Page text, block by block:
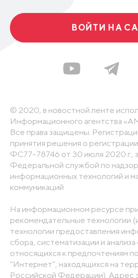
ВОЙТИ НА
© 2020, в новостной ленте
Информационного агентства
Все права защищены.
принятия решения о
ФС77-78746 от 30 июля 2020 г.,
Федеральной службой по
информационных технологий и
коммуникаций
На информационном ресурсе
рекомендательные технологии
технологии предоставления
сбора, систематизации и
относящихся к предпочтениям
"Интернет", находящихся на
Российской Федерации). Адрес